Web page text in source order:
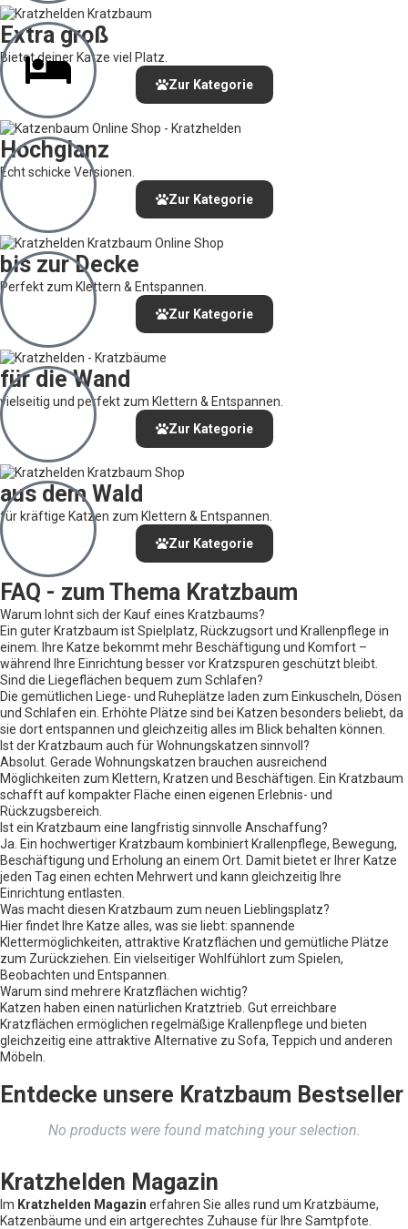
Extra groß
Bietet deiner Katze viel Platz.
Zur Kategorie
Hochglanz
Echt schicke Versionen.
Zur Kategorie
bis zur Decke
Perfekt zum Klettern & Entspannen.
Zur Kategorie
für die Wand
vielseitig und perfekt zum Klettern & Entspannen.
Zur Kategorie
aus dem Wald
für kräftige Katzen zum Klettern & Entspannen.
Zur Kategorie
FAQ - zum Thema Kratzbaum
Warum lohnt sich der Kauf eines Kratzbaums?
Ein guter Kratzbaum ist Spielplatz, Rückzugsort und Krallenpflege in
einem. Ihre Katze bekommt mehr Beschäftigung und Komfort –
während Ihre Einrichtung besser vor Kratzspuren geschützt bleibt.
Sind die Liegeflächen bequem zum Schlafen?
Die gemütlichen Liege- und Ruheplätze laden zum Einkuscheln, Dösen
und Schlafen ein. Erhöhte Plätze sind bei Katzen besonders beliebt, da
sie dort entspannen und gleichzeitig alles im Blick behalten können.
Ist der Kratzbaum auch für Wohnungskatzen sinnvoll?
Absolut. Gerade Wohnungskatzen brauchen ausreichend
Möglichkeiten zum Klettern, Kratzen und Beschäftigen. Ein Kratzbaum
schafft auf kompakter Fläche einen eigenen Erlebnis- und
Rückzugsbereich.
Ist ein Kratzbaum eine langfristig sinnvolle Anschaffung?
Ja. Ein hochwertiger Kratzbaum kombiniert Krallenpflege, Bewegung,
Beschäftigung und Erholung an einem Ort. Damit bietet er Ihrer Katze
jeden Tag einen echten Mehrwert und kann gleichzeitig Ihre
Einrichtung entlasten.
Was macht diesen Kratzbaum zum neuen Lieblingsplatz?
Hier findet Ihre Katze alles, was sie liebt: spannende
Klettermöglichkeiten, attraktive Kratzflächen und gemütliche Plätze
zum Zurückziehen. Ein vielseitiger Wohlfühlort zum Spielen,
Beobachten und Entspannen.
Warum sind mehrere Kratzflächen wichtig?
Katzen haben einen natürlichen Kratztrieb. Gut erreichbare
Kratzflächen ermöglichen regelmäßige Krallenpflege und bieten
gleichzeitig eine attraktive Alternative zu Sofa, Teppich und anderen
Möbeln.
Entdecke unsere Kratzbaum Bestseller
No products were found matching your selection.
Kratzhelden Magazin
Im Kratzhelden Magazin erfahren Sie alles rund um Kratzbäume,
Katzenbäume und ein artgerechtes Zuhause für Ihre Samtpfote.